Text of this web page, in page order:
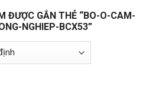
ĐƯỢC GẮN THẺ “BO-O-CAM-
NGHIEP-BCX53”